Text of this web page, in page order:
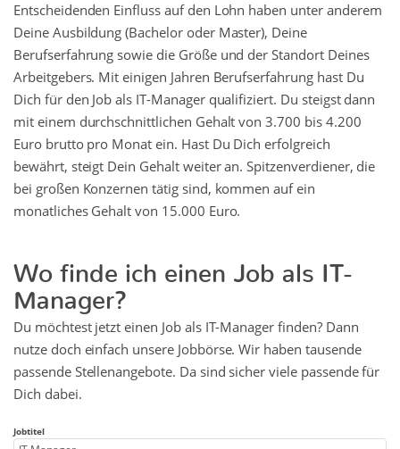
Entscheidenden Einfluss auf den Lohn haben unter anderem
Deine Ausbildung (Bachelor oder Master), Deine
Berufserfahrung sowie die Größe und der Standort Deines
Arbeitgebers. Mit einigen Jahren Berufserfahrung hast Du
Dich für den Job als IT-Manager qualifiziert. Du steigst dann
mit einem durchschnittlichen Gehalt von 3.700 bis 4.200
Euro brutto pro Monat ein. Hast Du Dich erfolgreich
bewährt, steigt Dein Gehalt weiter an. Spitzenverdiener, die
bei großen Konzernen tätig sind, kommen auf ein
monatliches Gehalt von 15.000 Euro.
Wo finde ich einen Job als IT-
Manager?
Du möchtest jetzt einen Job als IT-Manager finden? Dann
nutze doch einfach unsere Jobbörse. Wir haben tausende
passende Stellenangebote. Da sind sicher viele passende für
Dich dabei.
Jobtitel